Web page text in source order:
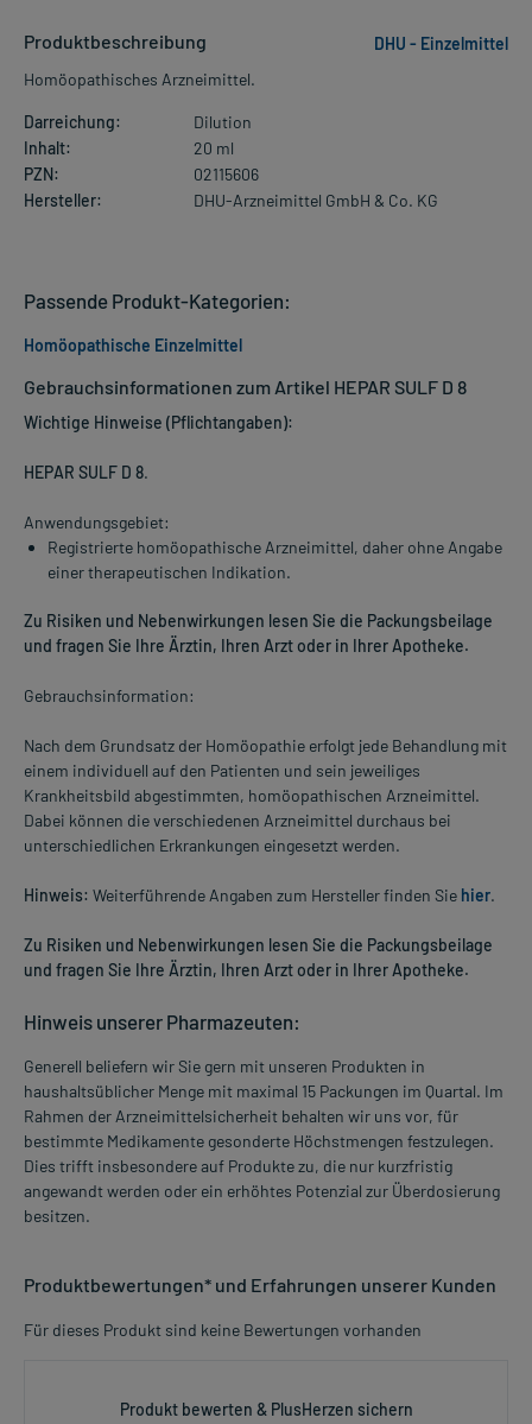
Produktbeschreibung
DHU - Einzelmittel
Homöopathisches Arzneimittel.
Darreichung:
Dilution
Inhalt:
20 ml
PZN:
02115606
Hersteller:
DHU-Arzneimittel GmbH & Co. KG
Gebrauchsinformationen zum Artikel HEPAR SULF D 8
Wichtige Hinweise (Pflichtangaben):
HEPAR SULF D 8.
Anwendungsgebiet:
Registrierte homöopathische Arzneimittel, daher ohne Angabe
einer therapeutischen Indikation.
Zu Risiken und Nebenwirkungen lesen Sie die Packungsbeilage
und fragen Sie Ihre Ärztin, Ihren Arzt oder in Ihrer Apotheke.
Gebrauchsinformation:
Nach dem Grundsatz der Homöopathie erfolgt jede Behandlung mit
einem individuell auf den Patienten und sein jeweiliges
Krankheitsbild abgestimmten, homöopathischen Arzneimittel.
Dabei können die verschiedenen Arzneimittel durchaus bei
unterschiedlichen Erkrankungen eingesetzt werden.
Hinweis: Weiterführende Angaben zum Hersteller finden Sie hier.
Zu Risiken und Nebenwirkungen lesen Sie die Packungsbeilage
und fragen Sie Ihre Ärztin, Ihren Arzt oder in Ihrer Apotheke.
Hinweis unserer Pharmazeuten:
Generell beliefern wir Sie gern mit unseren Produkten in
haushaltsüblicher Menge mit maximal 15 Packungen im Quartal. Im
Rahmen der Arzneimittelsicherheit behalten wir uns vor, für
bestimmte Medikamente gesonderte Höchstmengen festzulegen.
Dies trifft insbesondere auf Produkte zu, die nur kurzfristig
angewandt werden oder ein erhöhtes Potenzial zur Überdosierung
besitzen.
Produktbewertungen* und Erfahrungen unserer Kunden
Für dieses Produkt sind keine Bewertungen vorhanden
Produkt bewerten & PlusHerzen sichern
Passende Produkt-Kategorien:
Homöopathische Einzelmittel